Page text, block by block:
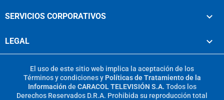
SERVICIOS CORPORATIVOS
LEGAL
El uso de este sitio web implica la aceptación de los
Términos y condicionesy Políticas de Tratamiento de la
Información de CARACOL TELEVISIÓN S.A. Todos los
Derechos Reservados D.R.A. Prohibida su reproducción total